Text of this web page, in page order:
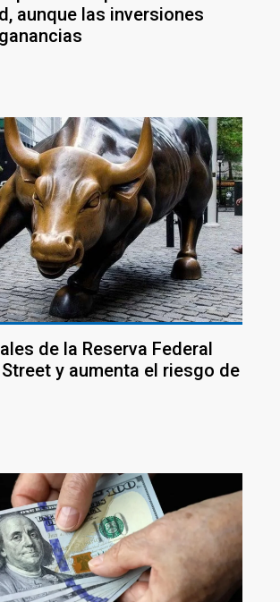
aunque las inversiones
de la Reserva Federal
y aumenta el riesgo de